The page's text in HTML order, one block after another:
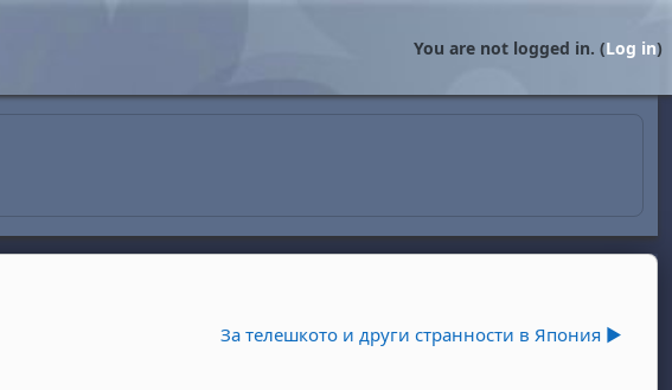
You are not logged in. (Log in)
За телешкото и други странности в Япония ▶︎